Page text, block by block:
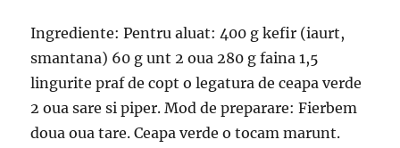
Ingrediente: Pentru aluat: 400 g kefir (iaurt,
smantana) 60 g unt 2 oua 280 g faina 1,5
lingurite praf de copt o legatura de ceapa verde
2 oua sare si piper. Mod de preparare: Fierbem
doua oua tare. Ceapa verde o tocam marunt.